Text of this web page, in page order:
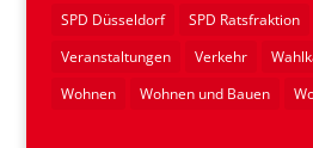
SPD Düsseldorf
SPD Ratsfraktion
Veranstaltungen
Verkehr
Wohnen
Wohnen und Bauen